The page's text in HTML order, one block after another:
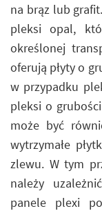
na brąz lub
pleksi opal,
określonej
oferują płyty o
w przypadku
pleksi o
może być
wytrzymałe
zlewu. W tym
należy
panele plexi